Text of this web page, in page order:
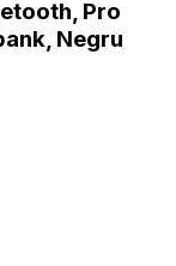
Pro
Negru